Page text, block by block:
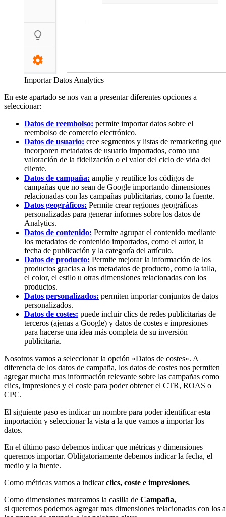
Importar Datos Analytics
En este apartado se nos van a presentar diferentes opciones a
seleccionar:
Datos de reembolso: permite importar datos sobre el
reembolso de comercio electrónico.
Datos de usuario: cree segmentos y listas de remarketing que
incorporen metadatos de usuario importados, como una
valoración de la fidelización o el valor del ciclo de vida del
cliente.
Datos de campaña: amplíe y reutilice los códigos de
campañas que no sean de Google importando dimensiones
relacionadas con las campañas publicitarias, como la fuente.
Datos geográficos: Permite crear regiones geográficas
personalizadas para generar informes sobre los datos de
Analytics.
Datos de contenido: Permite agrupar el contenido mediante
los metadatos de contenido importados, como el autor, la
fecha de publicación y la categoría del artículo.
Datos de producto: Permite mejorar la información de los
productos gracias a los metadatos de producto, como la talla,
el color, el estilo u otras dimensiones relacionadas con los
productos.
Datos personalizados: permiten importar conjuntos de datos
personalizados.
Datos de costes: puede incluir clics de redes publicitarias de
terceros (ajenas a Google) y datos de costes e impresiones
para hacerse una idea más completa de su inversión
publicitaria.
Nosotros vamos a seleccionar la opción «Datos de costes». A
diferencia de los datos de campaña, los datos de costes nos permiten
agregar mucha mas información relevante sobre las campañas como
clics, impresiones y el coste para poder obtener el CTR, ROAS o
CPC.
El siguiente paso es indicar un nombre para poder identificar esta
importación y seleccionar la vista a la que vamos a importar los
datos.
En el último paso debemos indicar que métricas y dimensiones
queremos importar. Obligatoriamente debemos indicar la fecha, el
medio y la fuente.
Como métricas vamos a indicarclics, coste e impresiones.
Como dimensiones marcamos la casilla de Campaña,
si queremos podemos agregar mas dimensiones relacionadas con los